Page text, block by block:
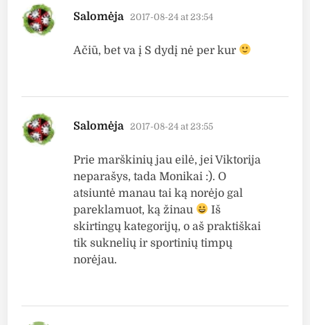
Salomėja says:
2017-08-24 at 23:54
Ačiū, bet va į S dydį nė per kur
Salomėja says:
2017-08-24 at 23:55
Prie marškinių jau eilė, jei Viktorija
neparašys, tada Monikai :). O
atsiuntė manau tai ką norėjo gal
pareklamuot, ką žinau
Iš
skirtingų kategorijų, o aš praktiškai
tik suknelių ir sportinių timpų
norėjau.